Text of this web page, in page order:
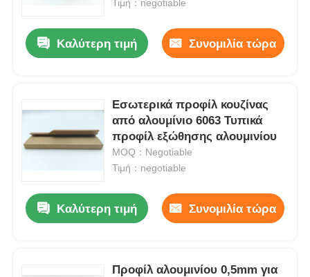
Τιμή：negotiable
Καλύτερη τιμή Συνομιλία τώρα
Εσωτερικά προφίλ κουζίνας
από αλουμίνιο 6063 Τυπικά
προφίλ εξώθησης αλουμινίου
MOQ：Negotiable
Τιμή：negotiable
Καλύτερη τιμή Συνομιλία τώρα
Προφίλ αλουμινίου 0,5mm για